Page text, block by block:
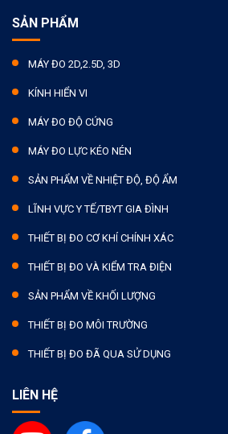
SẢN PHẨM
MÁY ĐO 2D,2.5D, 3D
KÍNH HIỂN VI
MÁY ĐO ĐỘ CỨNG
MÁY ĐO LỰC KÉO NÉN
SẢN PHẨM VỀ NHIỆT ĐỘ, ĐỘ ẨM
LĨNH VỰC Y TẾ/TBYT GIA ĐÌNH
THIẾT BỊ ĐO CƠ KHÍ CHÍNH XÁC
THIẾT BỊ ĐO VÀ KIỂM TRA ĐIỆN
SẢN PHẨM VỀ KHỐI LƯỢNG
THIẾT BỊ ĐO MÔI TRƯỜNG
THIẾT BỊ ĐO ĐÃ QUA SỬ DỤNG
LIÊN HỆ